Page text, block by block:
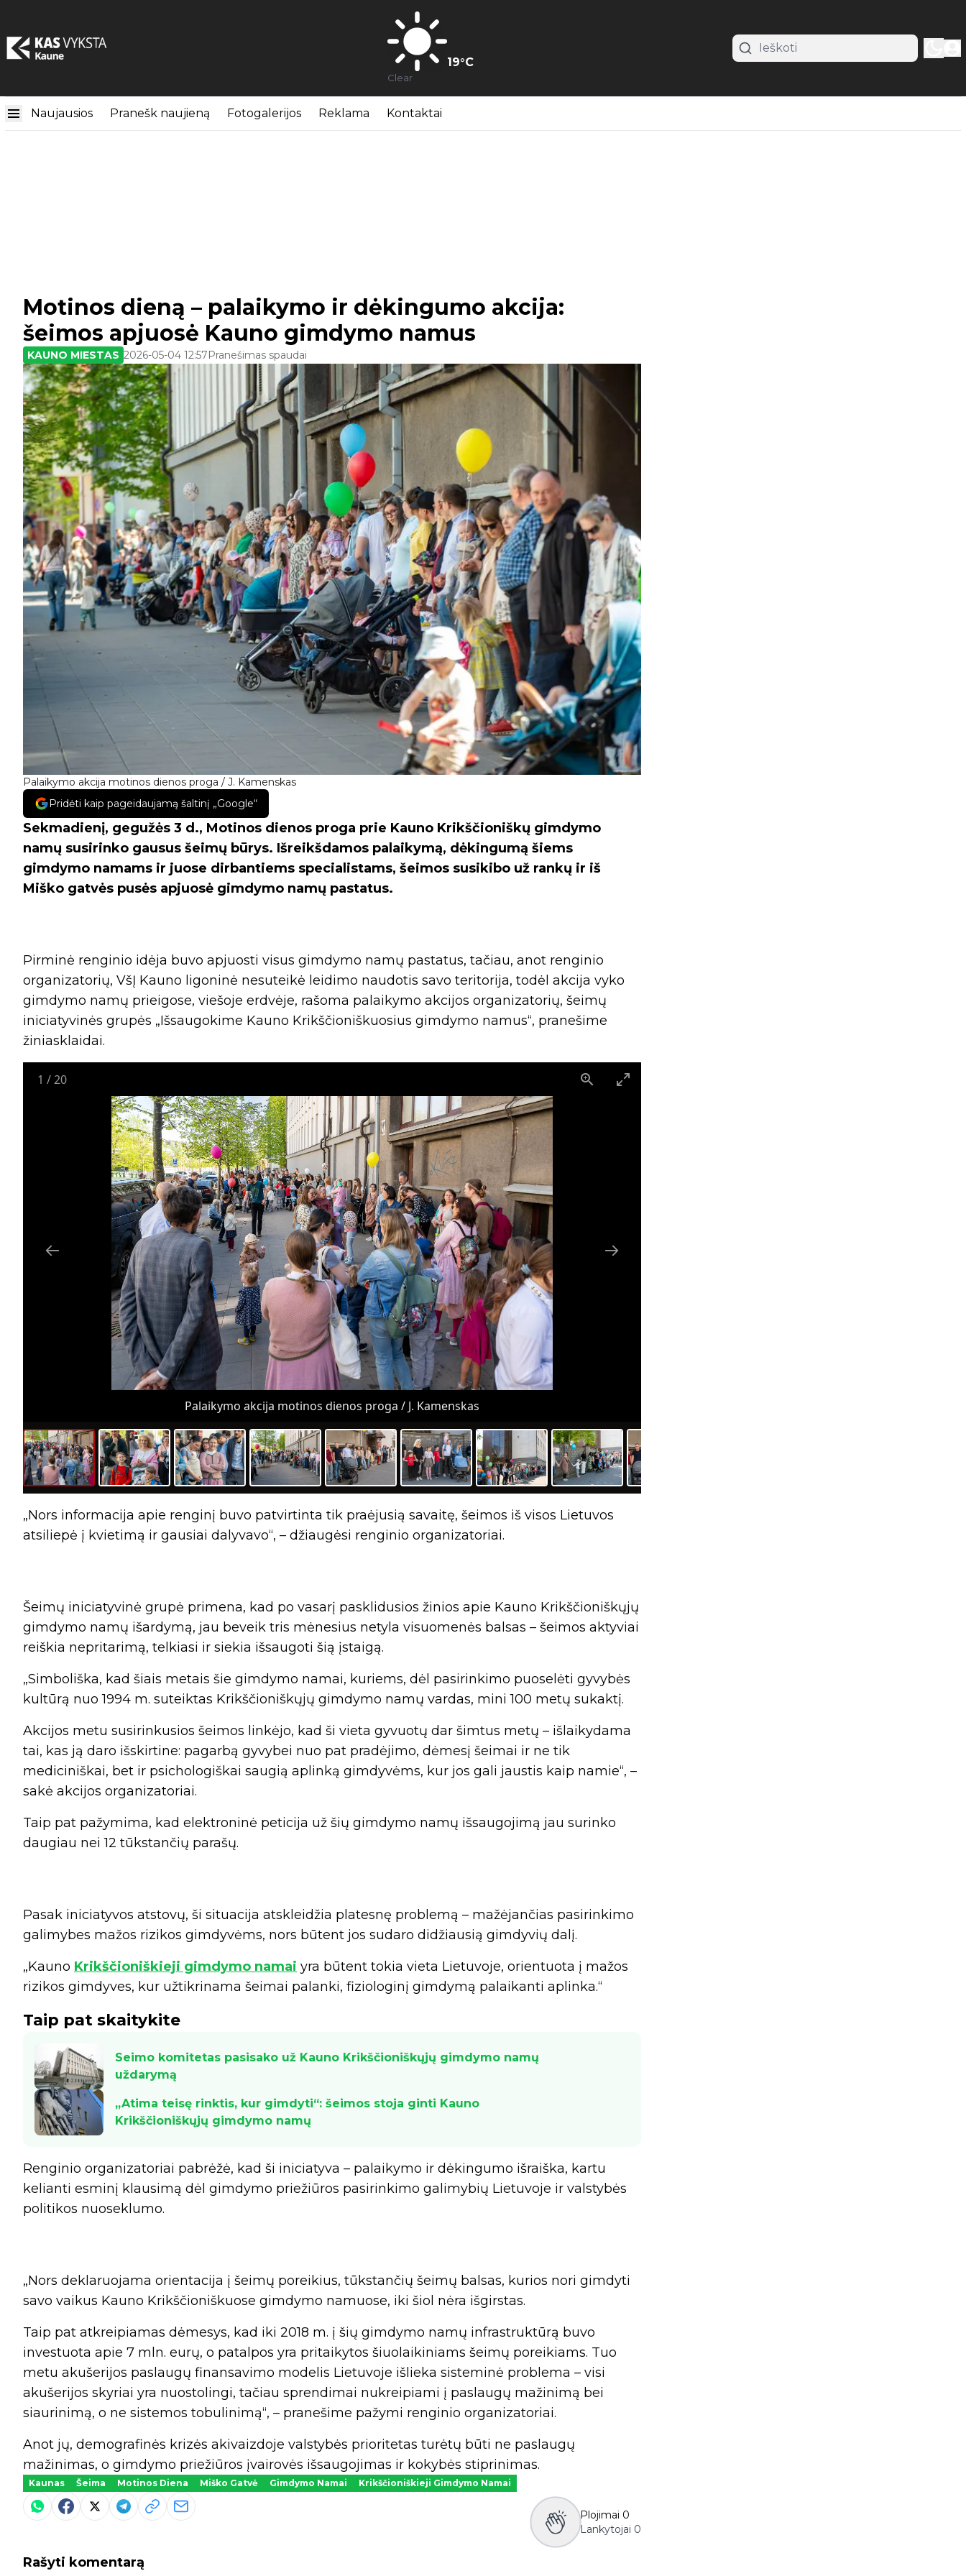
19°C
Clear
Naujausios Pranešk naujieną Fotogalerijos Reklama Kontaktai
Palaikymo akcija motinos dienos proga / J. Kamenskas
Motinos dieną – palaikymo ir dėkingumo akcija:
šeimos apjuosė Kauno gimdymo namus
KAUNO MIESTAS 2026-05-04 12:57Pranešimas spaudai
Pridėti kaip pageidaujamą šaltinį „Google“
Sekmadienį, gegužės 3 d., Motinos dienos proga prie Kauno Krikščioniškų gimdymo
namų susirinko gausus šeimų būrys. Išreikšdamos palaikymą, dėkingumą šiems
gimdymo namams ir juose dirbantiems specialistams, šeimos susikibo už rankų ir iš
Miško gatvės pusės apjuosė gimdymo namų pastatus.
Pirminė renginio idėja buvo apjuosti visus gimdymo namų pastatus, tačiau, anot renginio
organizatorių, VšĮ Kauno ligoninė nesuteikė leidimo naudotis savo teritorija, todėl akcija vyko
gimdymo namų prieigose, viešoje erdvėje, rašoma palaikymo akcijos organizatorių, šeimų
iniciatyvinės grupės „Išsaugokime Kauno Krikščioniškuosius gimdymo namus“, pranešime
žiniasklaidai.
1 /20
Palaikymo akcija motinos dienos proga / J. Kamenskas
„Nors informacija apie renginį buvo patvirtinta tik praėjusią savaitę, šeimos iš visos Lietuvos
atsiliepė į kvietimą ir gausiai dalyvavo“, – džiaugėsi renginio organizatoriai.
Šeimų iniciatyvinė grupė primena, kad po vasarį pasklidusios žinios apie Kauno Krikščioniškųjų
gimdymo namų išardymą, jau beveik tris mėnesius netyla visuomenės balsas – šeimos aktyviai
reiškia nepritarimą, telkiasi ir siekia išsaugoti šią įstaigą.
„Simboliška, kad šiais metais šie gimdymo namai, kuriems, dėl pasirinkimo puoselėti gyvybės
kultūrą nuo 1994 m. suteiktas Krikščioniškųjų gimdymo namų vardas, mini 100 metų sukaktį.
Akcijos metu susirinkusios šeimos linkėjo, kad ši vieta gyvuotų dar šimtus metų – išlaikydama
tai, kas ją daro išskirtine: pagarbą gyvybei nuo pat pradėjimo, dėmesį šeimai ir ne tik
mediciniškai, bet ir psichologiškai saugią aplinką gimdyvėms, kur jos gali jaustis kaip namie“, –
sakė akcijos organizatoriai.
Taip pat pažymima, kad elektroninė peticija už šių gimdymo namų išsaugojimą jau surinko
daugiau nei 12 tūkstančių parašų.
Pasak iniciatyvos atstovų, ši situacija atskleidžia platesnę problemą – mažėjančias pasirinkimo
galimybes mažos rizikos gimdyvėms, nors būtent jos sudaro didžiausią gimdyvių dalį.
„Kauno Krikščioniškieji gimdymo namai yra būtent tokia vieta Lietuvoje, orientuota į mažos
rizikos gimdyves, kur užtikrinama šeimai palanki, fiziologinį gimdymą palaikanti aplinka.“
Taip pat skaitykite
Seimo komitetas pasisako už Kauno Krikščioniškųjų gimdymo namų
uždarymą
„Atima teisę rinktis, kur gimdyti“: šeimos stoja ginti Kauno
Krikščioniškųjų gimdymo namų
Renginio organizatoriai pabrėžė, kad ši iniciatyva – palaikymo ir dėkingumo išraiška, kartu
kelianti esminį klausimą dėl gimdymo priežiūros pasirinkimo galimybių Lietuvoje ir valstybės
politikos nuoseklumo.
„Nors deklaruojama orientacija į šeimų poreikius, tūkstančių šeimų balsas, kurios nori gimdyti
savo vaikus Kauno Krikščioniškuose gimdymo namuose, iki šiol nėra išgirstas.
Taip pat atkreipiamas dėmesys, kad iki 2018 m. į šių gimdymo namų infrastruktūrą buvo
investuota apie 7 mln. eurų, o patalpos yra pritaikytos šiuolaikiniams šeimų poreikiams. Tuo
metu akušerijos paslaugų finansavimo modelis Lietuvoje išlieka sisteminė problema – visi
akušerijos skyriai yra nuostolingi, tačiau sprendimai nukreipiami į paslaugų mažinimą bei
siaurinimą, o ne sistemos tobulinimą“, – pranešime pažymi renginio organizatoriai.
Anot jų, demografinės krizės akivaizdoje valstybės prioritetas turėtų būti ne paslaugų
mažinimas, o gimdymo priežiūros įvairovės išsaugojimas ir kokybės stiprinimas.
Kaunas Šeima Motinos Diena Miško Gatvė Gimdymo Namai Krikščioniškieji Gimdymo Namai
Plojimai 0
Lankytojai 0
Rašyti komentarą